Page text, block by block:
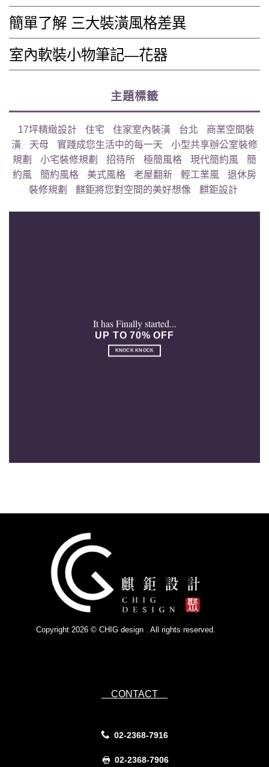
簡單了解 三大裝潢風格差異
室內軟裝小物筆記—花器
主題標籤
17坪精緻設計 住宅 住家室內裝潢 台北
商業空間裝
潢
天母 實踐成您生活中的每一天
小型共享辦公室裝修
規劃
小宅裝修規劃 招待所 極簡風格 現代簡約風
簡
約風
簡約風格 美式風格 老屋翻新 輕工業風
退休房
裝修規劃
麒鉅將您對空間的美好想像 麒鉅設計
It has Finally started...
UP TO 70% OFF
KNOCK KNOCK
Copyright 2026 © CHIG design . All rights reserved.
CONTACT
02-2368-7916
02-2368-7906